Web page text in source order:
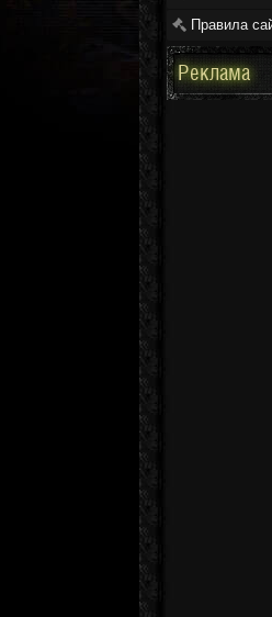
Правила
Реклама